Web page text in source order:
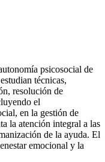
psicosocial de
técnicas,
resolución de
el
en la gestión de
la atención integral a las
de la ayuda. El
emocional y la